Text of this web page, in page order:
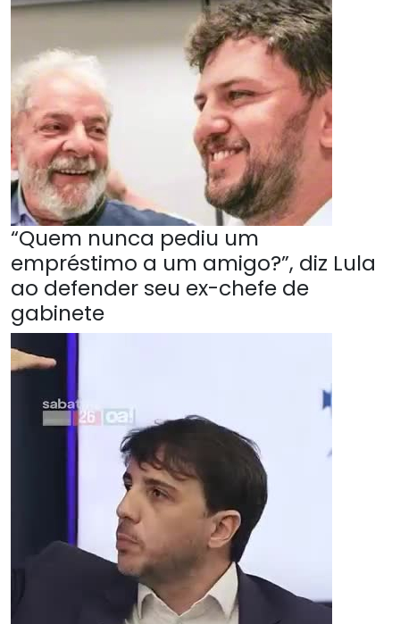
“Quem nunca pediu um
empréstimo a um amigo?”, diz Lula
ao defender seu ex-chefe de
gabinete